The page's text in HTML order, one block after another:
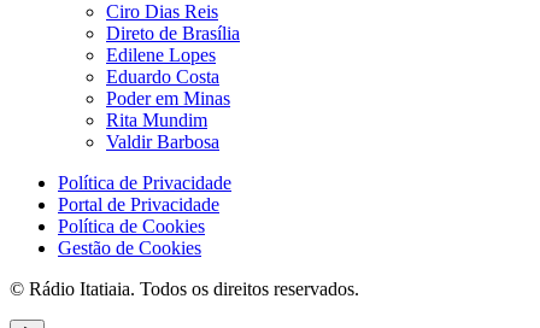
Ciro Dias Reis
Direto de Brasília
Edilene Lopes
Eduardo Costa
Poder em Minas
Rita Mundim
Valdir Barbosa
Política de Privacidade
Portal de Privacidade
Política de Cookies
Gestão de Cookies
© Rádio Itatiaia. Todos os direitos reservados.